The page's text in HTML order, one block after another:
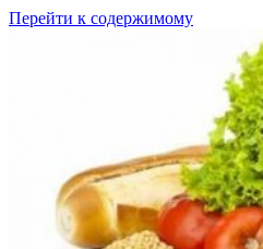
Перейти к содержимому